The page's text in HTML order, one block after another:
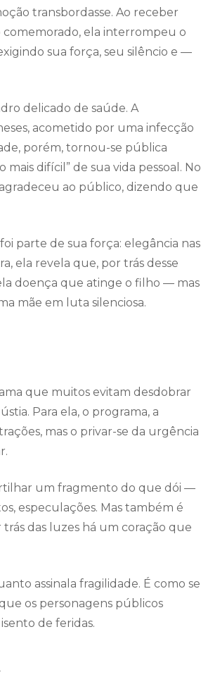
transbordasse. Ao receber
comemorado, ela interrompeu o
sua força, seu silêncio e —
delicado de saúde. A
acometido por uma infecção
porém, tornou-se pública
difícil” de sua vida pessoal. No
ao público, dizendo que
parte de sua força: elegância nas
ela revela que, por trás desse
doença que atinge o filho — mas
mãe em luta silenciosa.
que muitos evitam desdobrar
Para ela, o programa, a
mas o privar-se da urgência
um fragmento do que dói —
especulações. Mas também é
das luzes há um coração que
assinala fragilidade. É como se
os personagens públicos
de feridas.